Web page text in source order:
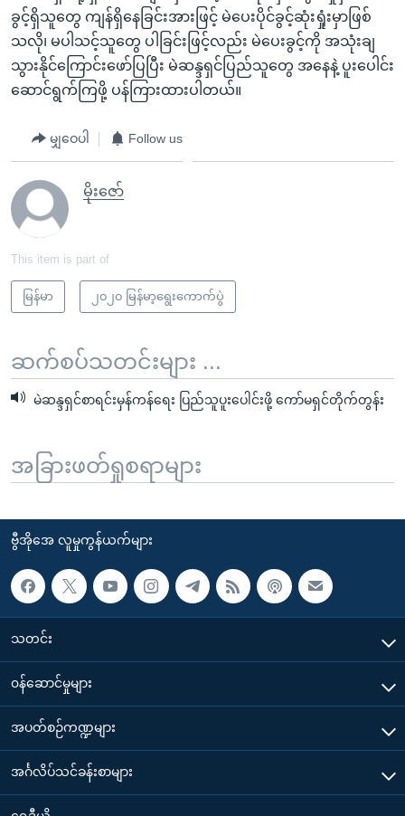
ခွင့်ရှိသူတွေ ကျန်ရှိနေခြင်းအားဖြင့် မဲပေးပိုင်ခွင့်ဆုံးရှုံးမှာဖြစ်
သလို၊ မပါသင့်သူတွေ ပါခြင်းဖြင့်လည်း မဲပေးခွင့်ကို အသုံးချ
သွားနိုင်ကြောင်းဖော်ပြပြီး မဲဆန္ဒရှင်ပြည်သူတွေ အနေနဲ့ ပူးပေါင်း
ဆောင်ရွက်ကြဖို့ ပန်ကြားထားပါတယ်။
မျှဝေပါ Follow us
မိုးဇော်
This item is part of
မြန်မာ ၂၀၂၀ မြန်မာ့ရွေးကောက်ပွဲ
ဆက်စပ်သတင်းများ ...
မဲဆန္ဒရှင်စာရင်းမှန်ကန်ရေး ပြည်သူပူးပေါင်းဖို့ ကော်မရှင်တိုက်တွန်း
အခြားဖတ်ရှုစရာများ
ဗွီအိုအေ လူမှုကွန်ယက်များ
သတင်း
၀န်ဆောင်မှုများ
အပတ်စဉ်ကဏ္ဍများ
အင်္ဂလိပ်သင်ခန်းစာများ